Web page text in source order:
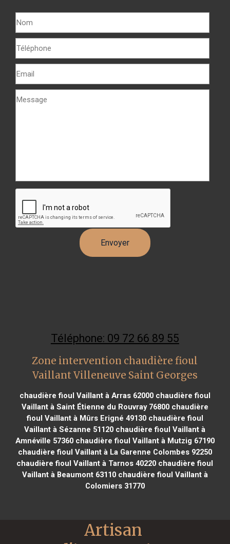
Téléphone: 09 72 66 89 55
Zone intervention chaudière fioul
Vaillant Villeneuve Saint Georges
chaudière fioul Vaillant à Arras 62000chaudière fioul
Vaillant à Saint Étienne du Rouvray 76800chaudière
fioul Vaillant à Mûrs Erigné 49130chaudière fioul
Vaillant à Sézanne 51120 chaudière fioul Vaillant à
Amnéville 57360chaudière fioul Vaillant à Mutzig 67190
chaudière fioul Vaillant à La Garenne Colombes 92250
chaudière fioul Vaillant à Tarnos 40220 chaudière fioul
Vaillant à Beaumont 63110chaudière fioul Vaillant à
Colomiers 31770
Artisan